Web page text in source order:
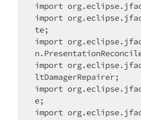
import
import
te;
import
import
ltDamagerRepairer;
import
e;
import